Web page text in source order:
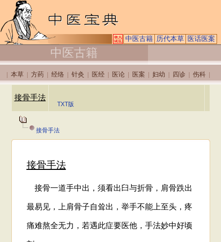
中医古籍 历代本草 医话医案
中医古籍
本草 方药 经络 针灸 医经 医论 医案 妇幼 四诊 伤科
接骨手法
TXT版
接骨手法